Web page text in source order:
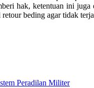
hak, ketentuan ini
beding agar tidak
Peradilan Militer